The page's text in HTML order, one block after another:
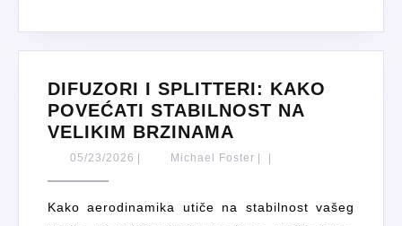
DIFUZORI I SPLITTERI: KAKO
POVEĆATI STABILNOST NA
VELIKIM BRZINAMA
I
POVEĆATI
05/23/2026 05/23/2026Michael FosterMichael
Kako aerodinamika utiče na stabilnost vašeg